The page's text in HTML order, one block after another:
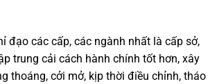
đạo các cấp, các ngành nhất là cấp sở,
trung cải cách hành chính tốt hơn, xây
thoáng, cởi mở, kịp thời điều chỉnh, tháo